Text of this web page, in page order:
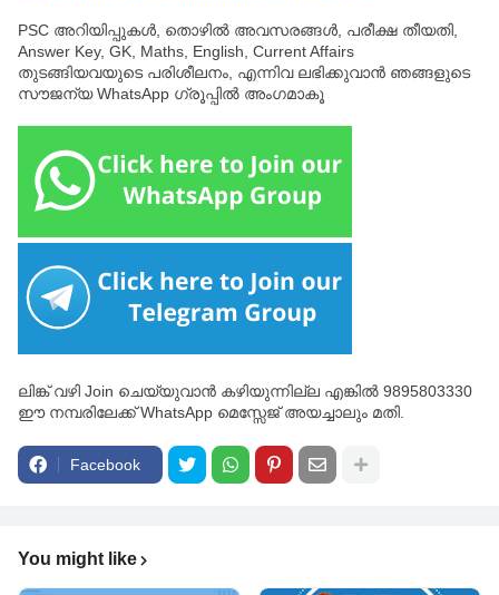
PSC അറിയിപ്പുകൾ, തൊഴിൽ അവസരങ്ങൾ, പരീക്ഷ തീയതി,
Answer Key, GK, Maths, English, Current Affairs
തുടങ്ങിയവയുടെ പരിശീലനം, എന്നിവ ലഭിക്കുവാൻ ഞങ്ങളുടെ
സൗജന്യ WhatsApp ഗ്രൂപ്പിൽ അംഗമാകൂ
ലിങ്ക് വഴി Join ചെയ്യുവാൻ കഴിയുന്നില്ല എങ്കിൽ 9895803330
ഈ നമ്പരിലേക്ക് WhatsApp മെസ്സേജ് അയച്ചാലും മതി.
Facebook
You might like